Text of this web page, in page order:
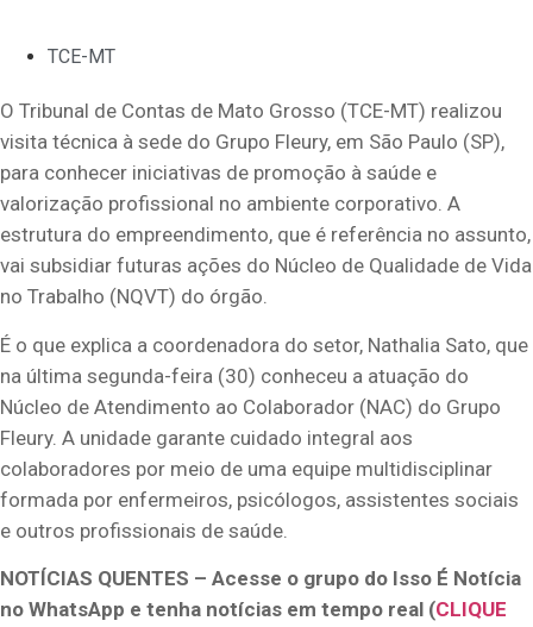
TCE-MT
O Tribunal de Contas de Mato Grosso (TCE-MT) realizou
visita técnica à sede do Grupo Fleury, em São Paulo (SP),
para conhecer iniciativas de promoção à saúde e
valorização profissional no ambiente corporativo. A
estrutura do empreendimento, que é referência no assunto,
vai subsidiar futuras ações do Núcleo de Qualidade de Vida
no Trabalho (NQVT) do órgão.
É o que explica a coordenadora do setor, Nathalia Sato, que
na última segunda-feira (30) conheceu a atuação do
Núcleo de Atendimento ao Colaborador (NAC) do Grupo
Fleury. A unidade garante cuidado integral aos
colaboradores por meio de uma equipe multidisciplinar
formada por enfermeiros, psicólogos, assistentes sociais
e outros profissionais de saúde.
NOTÍCIAS QUENTES – Acesse o grupo do Isso É Notícia
no WhatsApp e tenha notícias em tempo real (CLIQUE